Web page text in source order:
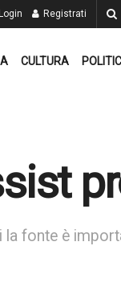
Login Registrati
CULTURA
la fonte è